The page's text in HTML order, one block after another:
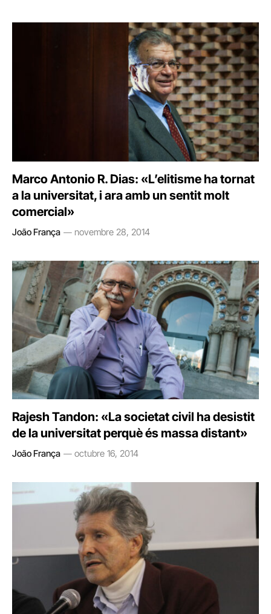
Marco Antonio R. Dias: «L’elitisme ha tornat
a la universitat, i ara amb un sentit molt
comercial»
João França novembre 28, 2014
Rajesh Tandon: «La societat civil ha desistit
de la universitat perquè és massa distant»
João França octubre 16, 2014